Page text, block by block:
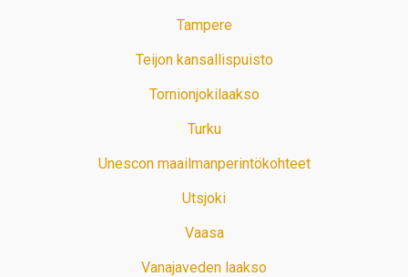
Tampere
Teijon kansallispuisto
Tornionjokilaakso
Turku
Unescon maailmanperintökohteet
Utsjoki
Vaasa
Vanajaveden laakso